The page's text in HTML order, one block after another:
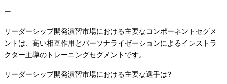
リーダーシップ開発演習市場における主要なコンポーネントセグメ
ントは、高い相互作用とパーソナライゼーションによるインストラ
クター主導のトレーニングセグメントです。
リーダーシップ開発演習市場における主要な選手は?